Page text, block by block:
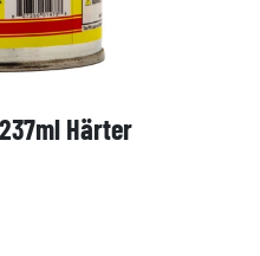
Härter